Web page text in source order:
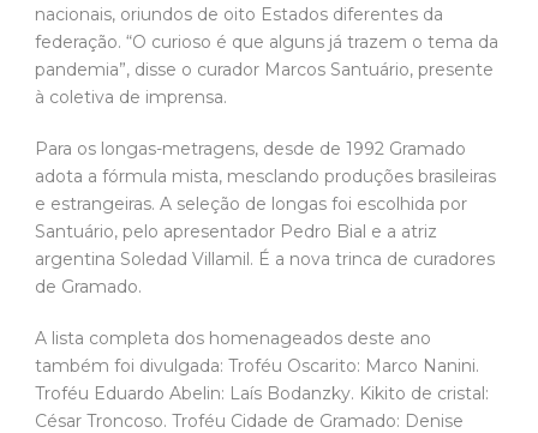
nacionais, oriundos de oito Estados diferentes da
federação. “O curioso é que alguns já trazem o tema da
pandemia”, disse o curador Marcos Santuário, presente
à coletiva de imprensa.
Para os longas-metragens, desde de 1992 Gramado
adota a fórmula mista, mesclando produções brasileiras
e estrangeiras. A seleção de longas foi escolhida por
Santuário, pelo apresentador Pedro Bial e a atriz
argentina Soledad Villamil. É a nova trinca de curadores
de Gramado.
A lista completa dos homenageados deste ano
também foi divulgada: Troféu Oscarito: Marco Nanini.
Troféu Eduardo Abelin: Laís Bodanzky. Kikito de cristal:
César Troncoso. Troféu Cidade de Gramado: Denise